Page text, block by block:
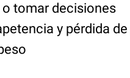
tomar decisiones
y pérdida